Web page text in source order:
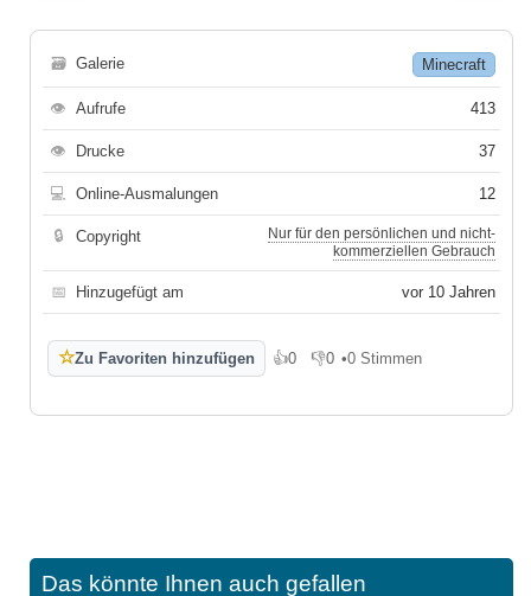
🗃 Galerie Minecraft
👁 Aufrufe 413
👁 Drucke 37
💻 Online-Ausmalungen 12
🔒 Copyright
Nur für den persönlichen und nicht-
kommerziellen Gebrauch
📅 Hinzugefügt am vor 10 Jahren
☆Zu Favoriten hinzufügen 👍0
Gefällt mir
👎0
Gefällt mir nicht
•0 Stimmen
Das könnte Ihnen auch gefallen